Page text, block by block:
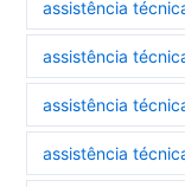
assistência
assistência
assistência
assistência